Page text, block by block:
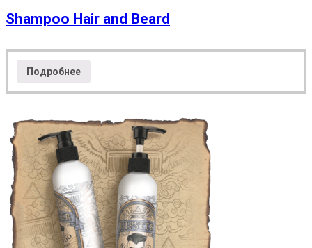
Shampoo Hair and Beard
Подробнее